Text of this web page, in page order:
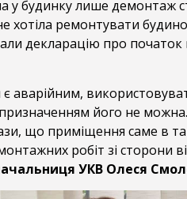
у будинку лише демонтаж
хотіла ремонтувати
декларацію про
аварійним,
його не
що приміщення саме в
робіт зі сторони
УКВ Олеся